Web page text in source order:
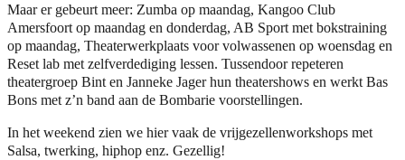
Maar er gebeurt meer: Zumba op maandag, Kangoo Club
Amersfoort op maandag en donderdag, AB Sport met bokstraining
op maandag, Theaterwerkplaats voor volwassenen op woensdag en
Reset lab met zelfverdediging lessen. Tussendoor repeteren
theatergroep Bint en Janneke Jager hun theatershows en werkt Bas
Bons met z’n band aan de Bombarie voorstellingen.
In het weekend zien we hier vaak de vrijgezellenworkshops met
Salsa, twerking, hiphop enz. Gezellig!